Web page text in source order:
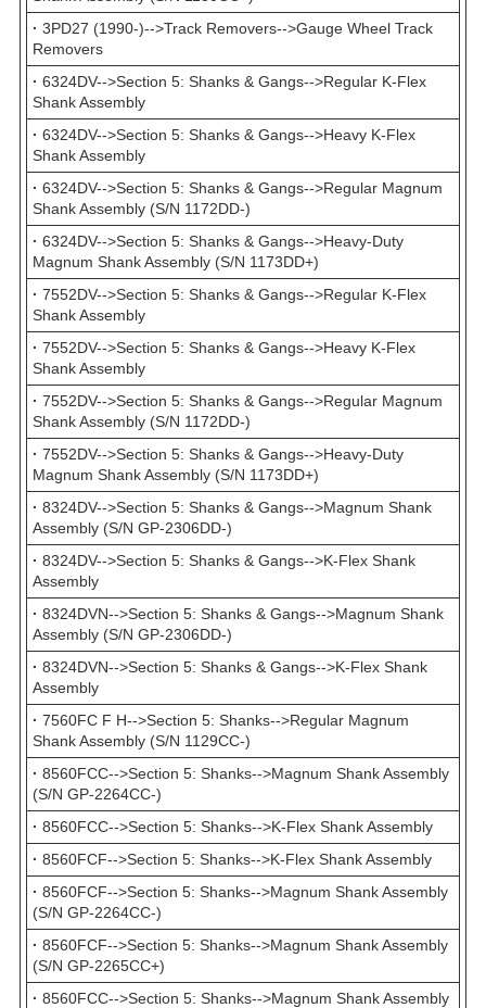
· 3PD27 (1990-)-->Track Removers-->Gauge Wheel Track
Removers
· 6324DV-->Section 5: Shanks & Gangs-->Regular K-Flex
Shank Assembly
· 6324DV-->Section 5: Shanks & Gangs-->Heavy K-Flex
Shank Assembly
· 6324DV-->Section 5: Shanks & Gangs-->Regular Magnum
Shank Assembly (S/N 1172DD-)
· 6324DV-->Section 5: Shanks & Gangs-->Heavy-Duty
Magnum Shank Assembly (S/N 1173DD+)
· 7552DV-->Section 5: Shanks & Gangs-->Regular K-Flex
Shank Assembly
· 7552DV-->Section 5: Shanks & Gangs-->Heavy K-Flex
Shank Assembly
· 7552DV-->Section 5: Shanks & Gangs-->Regular Magnum
Shank Assembly (S/N 1172DD-)
· 7552DV-->Section 5: Shanks & Gangs-->Heavy-Duty
Magnum Shank Assembly (S/N 1173DD+)
· 8324DV-->Section 5: Shanks & Gangs-->Magnum Shank
Assembly (S/N GP-2306DD-)
· 8324DV-->Section 5: Shanks & Gangs-->K-Flex Shank
Assembly
· 8324DVN-->Section 5: Shanks & Gangs-->Magnum Shank
Assembly (S/N GP-2306DD-)
· 8324DVN-->Section 5: Shanks & Gangs-->K-Flex Shank
Assembly
· 7560FC F H-->Section 5: Shanks-->Regular Magnum
Shank Assembly (S/N 1129CC-)
· 8560FCC-->Section 5: Shanks-->Magnum Shank Assembly
(S/N GP-2264CC-)
· 8560FCC-->Section 5: Shanks-->K-Flex Shank Assembly
· 8560FCF-->Section 5: Shanks-->K-Flex Shank Assembly
· 8560FCF-->Section 5: Shanks-->Magnum Shank Assembly
(S/N GP-2264CC-)
· 8560FCF-->Section 5: Shanks-->Magnum Shank Assembly
(S/N GP-2265CC+)
· 8560FCC-->Section 5: Shanks-->Magnum Shank Assembly